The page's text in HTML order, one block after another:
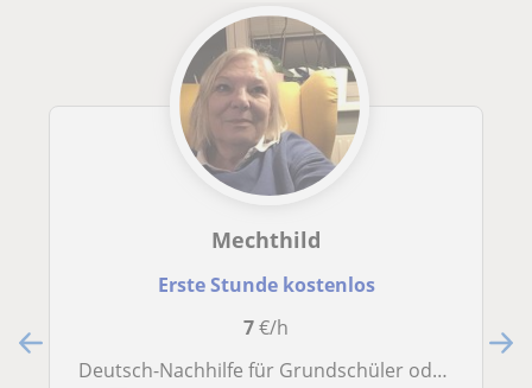
Mechthild
Erste Stunde kostenlos
7€/h
Deutsch-Nachhilfe für Grundschüler oder Sekundarstufe 1